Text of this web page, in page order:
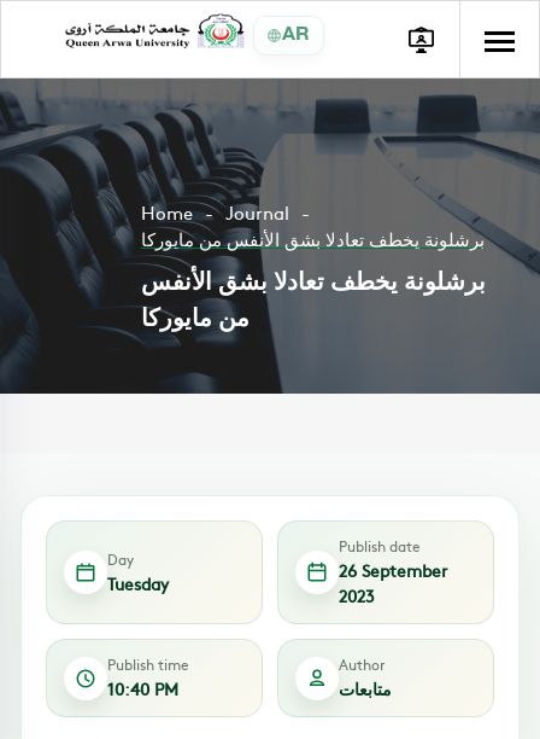
AR
Home
Journal
برشلونة يخطف تعادلا بشق الأنفس من مايوركا
برشلونة يخطف تعادلا بشق الأنفس
من مايوركا
Day
Tuesday
Publish date
26 September
2023
Publish time
10:40 PM
Author
متابعات